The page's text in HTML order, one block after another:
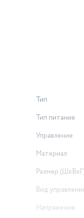
Тип
Тип питания
Управление
Материал
Размер
Вид
Напряжение